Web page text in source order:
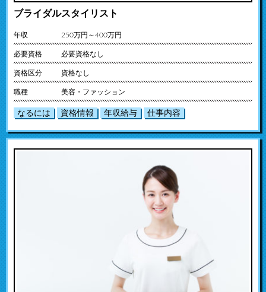
ブライダルスタイリスト
年収 250万円～400万円
必要資格 必要資格なし
資格区分 資格なし
職種 美容・ファッション
なるには 資格情報 年収給与 仕事内容